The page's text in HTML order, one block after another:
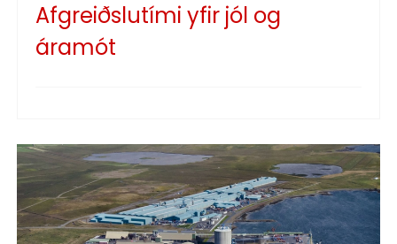
Afgreiðslutími yfir jól og
áramót